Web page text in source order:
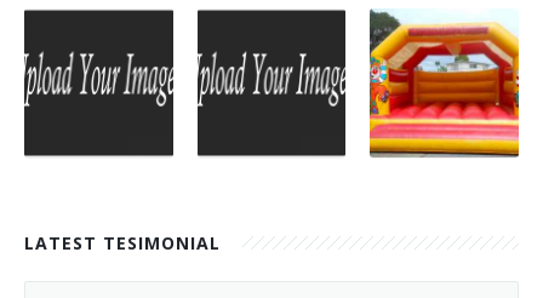
LATEST TESIMONIAL